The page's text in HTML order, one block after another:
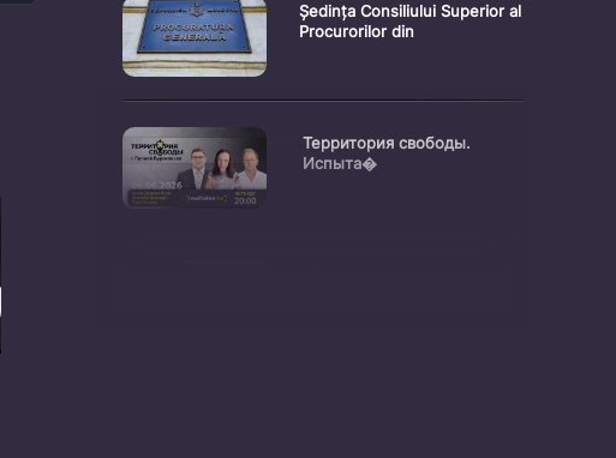
Ședința Consiliului Superior al
Procurorilor din
Территория свободы.
Испыта�